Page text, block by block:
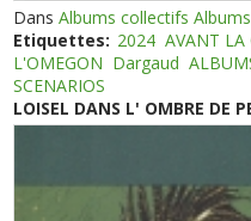
DansAlbums collectifs
Etiquettes: 2024 AVANT LA
L'OMEGON Dargaud
SCENARIOS
LOISEL DANS L' OMBRE DE